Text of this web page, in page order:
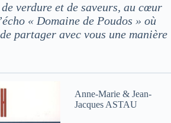
verdure et de saveurs, au cœur
« Domaine de Poudos » où
partager avec vous une manière
Anne-Marie & Jean-
Jacques ASTAU